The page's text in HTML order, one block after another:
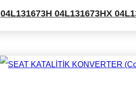
04L131673H 04L131673HX